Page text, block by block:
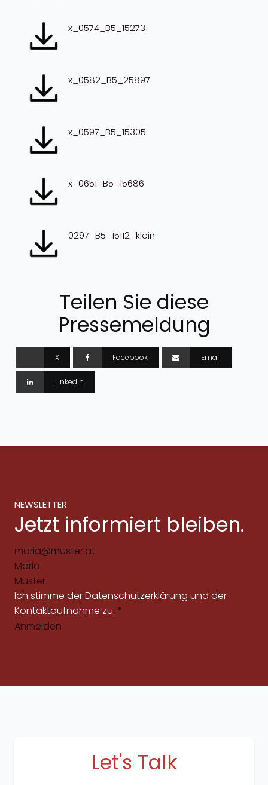
x_0574_B5_15273
x_0582_B5_25897
x_0597_B5_15305
x_0651_B5_15686
0297_B5_15112_klein
Teilen Sie diese
Pressemeldung
X Facebook Email
Linkedin
NEWSLETTER
Jetzt informiert bleiben.
Ich stimme derDatenschutzerklärung und der
Kontaktaufnahme zu. *
Anmelden
Let's Talk